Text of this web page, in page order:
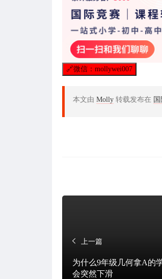
🔗微信：mollywei007
本文由 Molly 转载发布在
上一篇
为什么9年级几何拿A的
会突然下滑